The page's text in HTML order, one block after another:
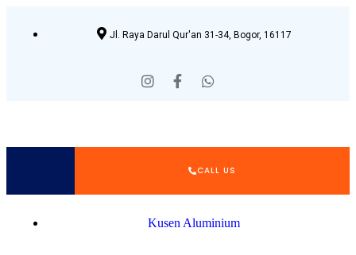
Jl. Raya Darul Qur'an 31-34, Bogor, 16117
CALL US
Kusen Aluminium